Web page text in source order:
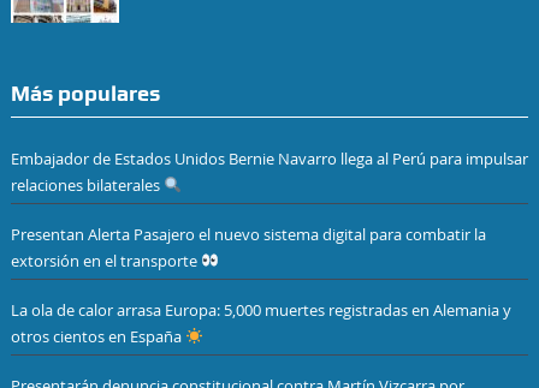
Más populares
Embajador de Estados Unidos Bernie Navarro llega al Perú para impulsar
relaciones bilaterales
Presentan Alerta Pasajero el nuevo sistema digital para combatir la
extorsión en el transporte
La ola de calor arrasa Europa: 5,000 muertes registradas en Alemania y
otros cientos en España